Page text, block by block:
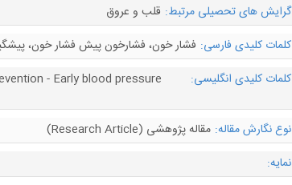
گرایش های تحصیلی مرتبط: قلب و عروق
کلمات کلیدی فارسی: فشار خون، فشارخون پیش فشار خون،
کلمات کلیدی انگلیسی:
- Early blood pressure
نوع نگارش مقاله: مقاله پژوهشی (Research Article)
نمایه: